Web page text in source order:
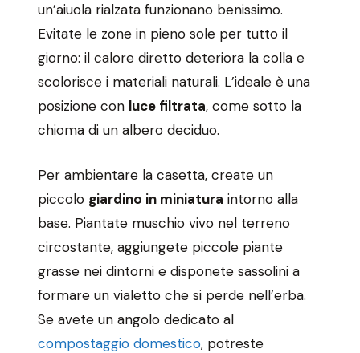
un’aiuola rialzata funzionano benissimo.
Evitate le zone in pieno sole per tutto il
giorno: il calore diretto deteriora la colla e
scolorisce i materiali naturali. L’ideale è una
posizione con luce filtrata, come sotto la
chioma di un albero deciduo.
Per ambientare la casetta, create un
piccolo giardino in miniatura intorno alla
base. Piantate muschio vivo nel terreno
circostante, aggiungete piccole piante
grasse nei dintorni e disponete sassolini a
formare un vialetto che si perde nell’erba.
Se avete un angolo dedicato al
compostaggio domestico, potreste